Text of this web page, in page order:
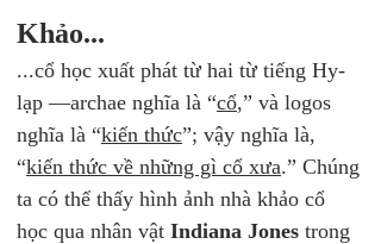
Khảo...
...cổ học xuất phát từ hai từ tiếng Hy-
lạp —archae nghĩa là “cổ,” và logos
nghĩa là “kiến thức”; vậy nghĩa là,
“kiến thức về những gì cổ xưa.” Chúng
ta có thể thấy hình ảnh nhà khảo cổ
học qua nhân vật Indiana Jones trong